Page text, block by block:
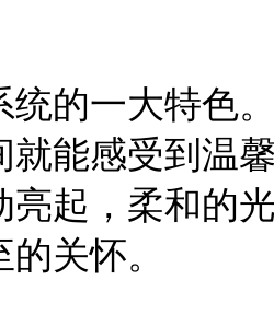
统的一大特色
就能感受到温
亮起，柔和的
关怀。